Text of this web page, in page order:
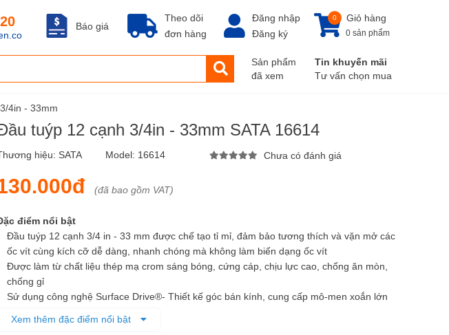
Theo dõi
đơn hàng
Báo giá
Đăng nhập
Đăng ký
Giỏ hàng
0
0 sản phẩm
Sản phẩm
đã xem
Tin khuyến mãi
Tư vấn chọn mua
4in - 33mm
tuýp 12 cạnh 3/4in - 33mm SATA 16614
hiệu: SATA Model: 16614 Chưa có đánh giá
(đã bao gồm VAT)
điểm nổi bật
Đầu tuýp 12 cạnh 3/4 in - 33 mm được chế tạo tỉ mỉ, đảm bảo tương thích và vặn mở các
ốc vít cùng kích cỡ dễ dàng, nhanh chóng mà không làm biến dạng ốc vít
Được làm từ chất liệu thép mạ crom sáng bóng, cứng cáp, chịu lực cao, chống ăn mòn,
chống gỉ
Sử dụng công nghệ Surface Drive®- Thiết kế góc bán kính, cung cấp mô-men xoắn lớn
Đầu tuýp đều được xử lý nhiệt cho sự cân bằng tốt nhất giữa độ bền và độ cứng chắc
Xem thêm đặc điểm nổi bật